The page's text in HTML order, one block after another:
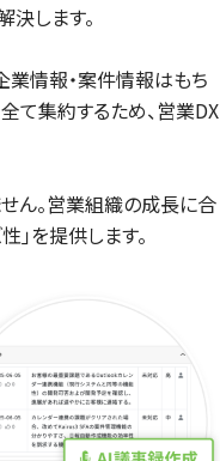
します。
業情報・案件情報はもち
て集約するため、営業DX
ん。営業組織の成長に合
｣を提供します。